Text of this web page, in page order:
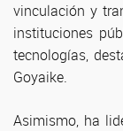
vinculación y
instituciones
tecnologías,
Goyaike.
Asimismo, ha